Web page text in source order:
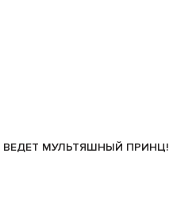
ВЕДЕТ МУЛЬТЯШНЫЙ ПРИНЦ!